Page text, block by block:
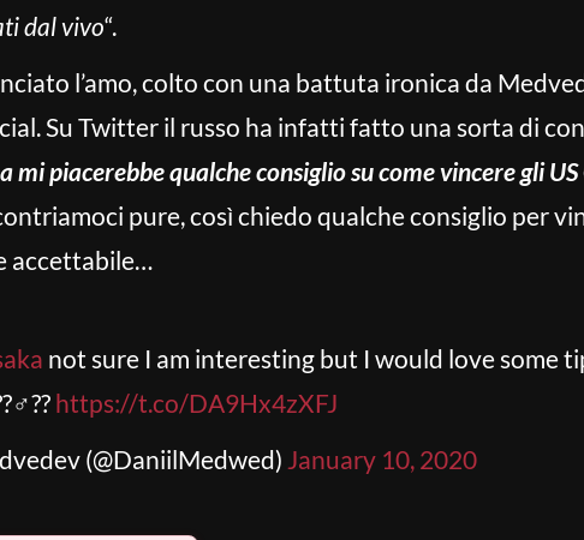
dal vivo“.
l’amo, colto con una battuta ironica da
Su Twitter il russo ha infatti fatto una sorta di
mi piacerebbe qualche consiglio su come vincere gli US
pure, così chiedo qualche consiglio per
accettabile…
not sure I am interesting but I would love some
https://t.co/DA9Hx4zXFJ
(@DaniilMedwed) January 10, 2020